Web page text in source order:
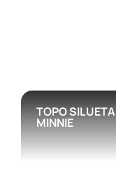
TOPO SILUETA
MINNIE